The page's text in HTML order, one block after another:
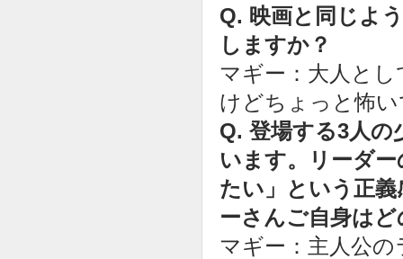
Q. 映画と同じよ
しますか？
マギー：大人と
けどちょっと怖
Q. 登場する3人
います。リーダ
たい」という正
ーさんご自身は
マギー：主人公